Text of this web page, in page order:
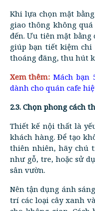
Khi lựa chọn mặt
giao thông không
đến. Ưu tiên mặt bằng
giúp bạn tiết kiệm
thoáng đãng, thu hút
Xem thêm: Mách bạn
dành cho quán cafe
2.3. Chọn phong cách
Thiết kế nội thất là
khách hàng. Để tạo
thiên nhiên, hãy chú
như gỗ, tre, hoặc sử
sân vườn.
Nên tận dụng ánh
trí các loại cây xanh